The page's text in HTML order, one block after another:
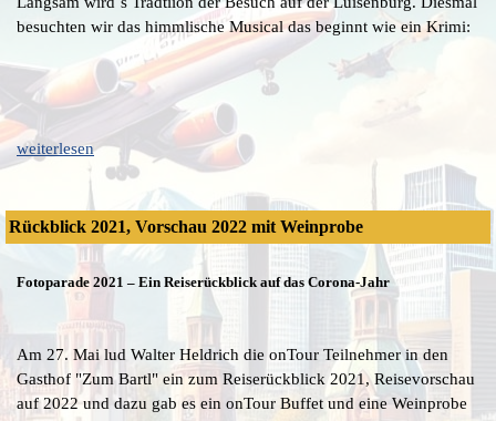
besuchten wir das himmlische Musical das beginnt wie ein Krimi:
weiterlesen
Rückblick 2021, Vorschau 2022 mit Weinprobe
Fotoparade 2021 – Ein Reiserückblick auf das Corona-Jahr
Am 27. Mai lud Walter Heldrich die onTour Teilnehmer in den
Gasthof "Zum Bartl" ein zum Reiserückblick 2021, Reisevorschau
auf 2022 und dazu gab es ein onTour Buffet und eine Weinprobe